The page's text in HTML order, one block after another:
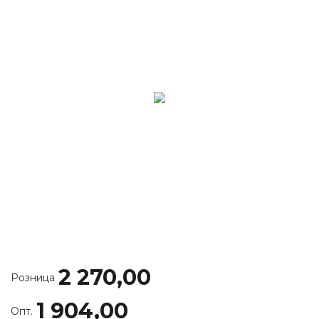
Розница 2 270,00
Опт. 1 904,00